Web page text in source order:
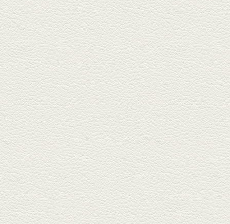
「コルハコ」で昼飲みの刻。
「銀し...
2025年7月4日放送
生姜香る鮭とイクラの土
鍋ご飯 など
銀杏中通りにこの春オープンし
た「創作ダイニング真」へ。暑
い夏...
2025年6月13日放送
ﾊﾓの季節野菜あんかけ＆
どんぐりﾎﾟｰｸ西京焼き
西銀座通り、若き和の料理人の
名店「旬味こさか」で夏の味を
堪能...
2025年5月23日放送
明太もちチーズもんじゃ
銀座中通りで深夜３時まで営業
している「もんじゃ焼きかめの
や」...